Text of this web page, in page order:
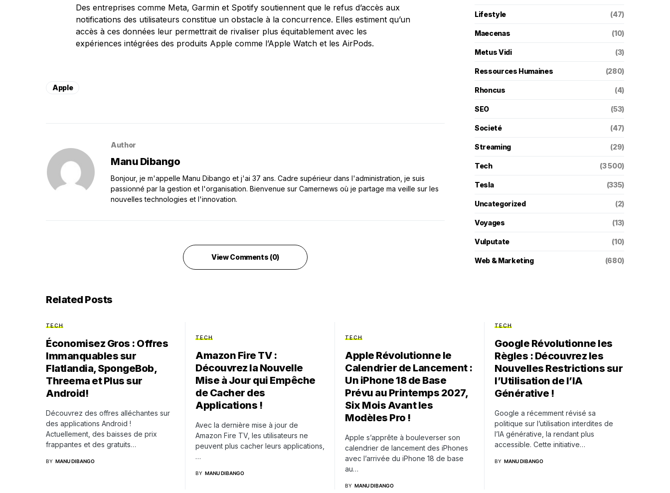
Des entreprises comme Meta, Garmin et Spotify soutiennent que le refus d’accès aux
notifications des utilisateurs constitue un obstacle à la concurrence. Elles estiment qu’un
accès à ces données leur permettrait de rivaliser plus équitablement avec les
expériences intégrées des produits Apple comme l’Apple Watch et les AirPods.
Apple
Author
Manu Dibango
Bonjour, je m'appelle Manu Dibango et j'ai 37 ans. Cadre supérieur dans l'administration, je suis
passionné par la gestion et l'organisation. Bienvenue sur Camernews où je partage ma veille sur les
nouvelles technologies et l'innovation.
View Comments (0)
Lifestyle (47)
Maecenas (10)
Metus Vidi (3)
Ressources Humaines (280)
Rhoncus (4)
SEO (53)
Societé (47)
Streaming (29)
Tech (3 500)
Tesla (335)
Uncategorized (2)
Voyages (13)
Vulputate (10)
Web & Marketing (680)
Related Posts
TECH
Économisez Gros : Offres
Immanquables sur
Flatlandia, SpongeBob,
Threema et Plus sur
Android!
Découvrez des offres alléchantes sur
des applications Android !
Actuellement, des baisses de prix
frappantes et des gratuits…
BY MANU DIBANGO
TECH
Amazon Fire TV :
Découvrez la Nouvelle
Mise à Jour qui Empêche
de Cacher des
Applications !
Avec la dernière mise à jour de
Amazon Fire TV, les utilisateurs ne
peuvent plus cacher leurs applications,
…
BY MANU DIBANGO
TECH
Apple Révolutionne le
Calendrier de Lancement :
Un iPhone 18 de Base
Prévu au Printemps 2027,
Six Mois Avant les
Modèles Pro !
Apple s’apprête à bouleverser son
calendrier de lancement des iPhones
avec l’arrivée du iPhone 18 de base
au…
BY MANU DIBANGO
TECH
Google Révolutionne les
Règles : Découvrez les
Nouvelles Restrictions sur
l’Utilisation de l’IA
Générative !
Google a récemment révisé sa
politique sur l’utilisation interdites de
l’IA générative, la rendant plus
accessible. Cette initiative…
BY MANU DIBANGO